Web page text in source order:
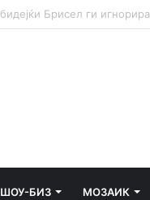
ШОУ-БИЗ МОЗАИК